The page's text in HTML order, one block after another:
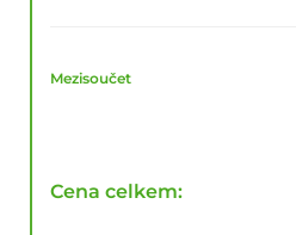
Mezisoučet
Cena celkem: